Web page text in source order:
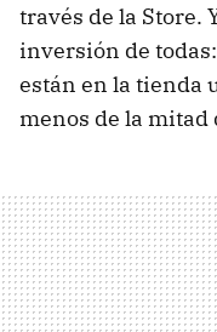
través de la Store.
inversión de
están en la tienda
menos de la mitad